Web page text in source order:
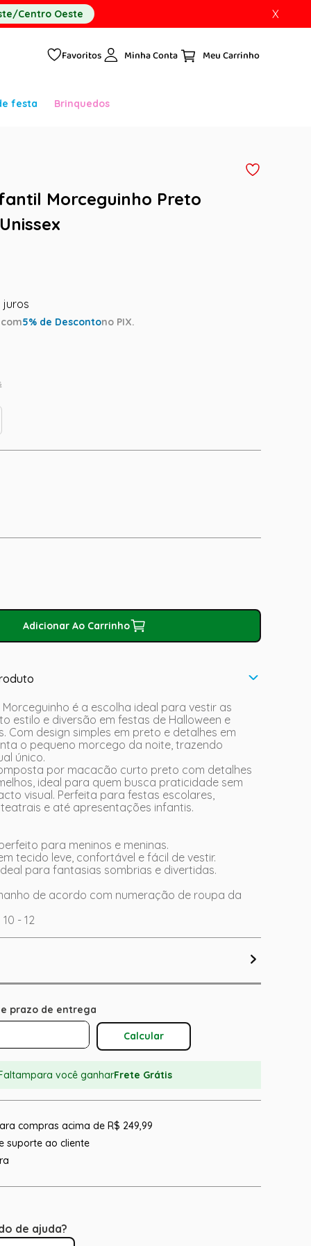
Centro Oeste X
Favoritos Minha Conta
festa Brinquedos
Morceguinho Preto
com5% de Descontono PIX.
Adicionar Ao Carrinho
é a escolha ideal para vestir as
estilo e diversão em festas de Halloween e
Com design simples em preto e detalhes em
o pequeno morcego da noite, trazendo
único.
por macacão curto preto com detalhes
ideal para quem busca praticidade sem
visual. Perfeita para festas escolares,
e até apresentações infantis.
para meninos e meninas.
tecido leve, confortável e fácil de vestir.
para fantasias sombrias e divertidas.
de acordo com numeração de roupa da
- 12
Calcular O Frete
para você ganharFrete Grátis
compras acima de R$ 249,99
suporte ao cliente
de ajuda?